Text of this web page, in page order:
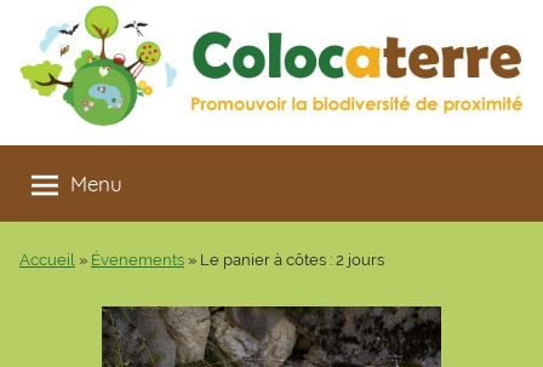
contenu
Colocaterre
Promouvoir
la
proximité
Menu
Accueil » Évenements » Le panier à côtes : 2 jours